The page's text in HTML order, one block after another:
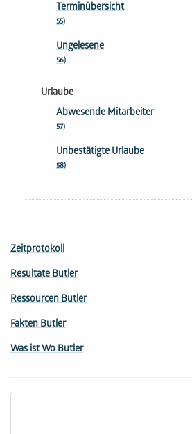
Terminübersicht
55)
Ungelesene
56)
Urlaube
Abwesende Mitarbeiter
57)
Unbestätigte Urlaube
58)
Zeitprotokoll
Resultate Butler
Ressourcen Butler
Fakten Butler
Was ist Wo Butler